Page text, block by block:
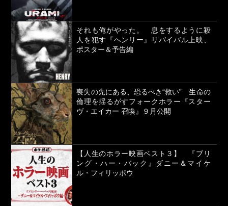
それも俺がやった。 息をするように殺
人を犯す『ヘンリー』リバイバル上映、
ポスター＆予告編
喪失の先にある、恐るべき“救い” 生命の
倫理を揺るがすフォークホラー『スター
ヴ・エイカー 召喚』９月公開
【人生のホラー映画ベスト３】 『ブリ
ング・ハー・バック』ダニー＆マイケ
ル・フィリッポウ